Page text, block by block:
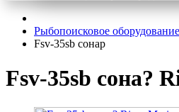
Рыбопоисковое оборудование
Fsv-35sb сонар
Fsv-35sb сона?